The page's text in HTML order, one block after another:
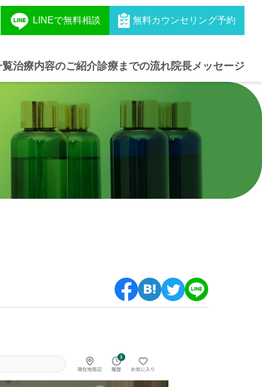
LINEで無料相談 無料カウンセリング予約
覧治療内容のご紹介診療までの流れ院長メッセージ